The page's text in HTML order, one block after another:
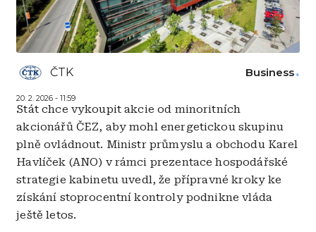
ČTK
20. 2. 2026 - 11:59
Business
Stát chce vykoupit akcie od minoritních
akcionářů ČEZ, aby mohl energetickou skupinu
plně ovládnout. Ministr průmyslu a obchodu Karel
Havlíček (ANO) v rámci prezentace hospodářské
strategie kabinetu uvedl, že přípravné kroky ke
získání stoprocentní kontroly podnikne vláda
ještě letos.